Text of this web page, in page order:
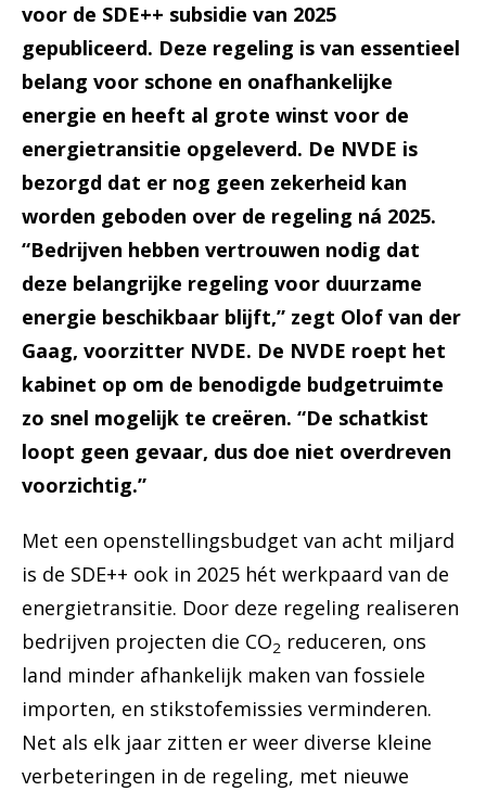
voor de SDE++ subsidie van 2025
gepubliceerd. Deze regeling is van essentieel
belang voor schone en onafhankelijke
energie en heeft al grote winst voor de
energietransitie opgeleverd. De NVDE is
bezorgd dat er nog geen zekerheid kan
worden geboden over de regeling ná 2025.
“Bedrijven hebben vertrouwen nodig dat
deze belangrijke regeling voor duurzame
energie beschikbaar blijft,” zegt Olof van der
Gaag, voorzitter NVDE. De NVDE roept het
kabinet op om de benodigde budgetruimte
zo snel mogelijk te creëren. “De schatkist
loopt geen gevaar, dus doe niet overdreven
voorzichtig.”
Met een openstellingsbudget van acht miljard
is de SDE++ ook in 2025 hét werkpaard van de
energietransitie. Door deze regeling realiseren
bedrijven projecten die CO2 reduceren, ons
land minder afhankelijk maken van fossiele
importen, en stikstofemissies verminderen.
Net als elk jaar zitten er weer diverse kleine
verbeteringen in de regeling, met nieuwe